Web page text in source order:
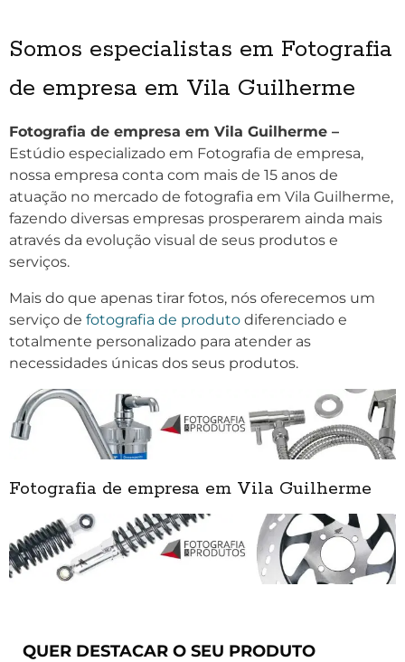
Somos especialistas em Fotografia
de empresa em Vila Guilherme
Fotografia de empresa em Vila Guilherme –
Estúdio especializado em Fotografia de empresa,
nossa empresa conta com mais de 15 anos de
atuação no mercado de fotografia em Vila Guilherme,
fazendo diversas empresas prosperarem ainda mais
através da evolução visual de seus produtos e
serviços.
Mais do que apenas tirar fotos, nós oferecemos um
serviço de fotografia de produto diferenciado e
totalmente personalizado para atender as
necessidades únicas dos seus produtos.
Fotografia de empresa em Vila Guilherme
QUER DESTACAR O SEU PRODUTO